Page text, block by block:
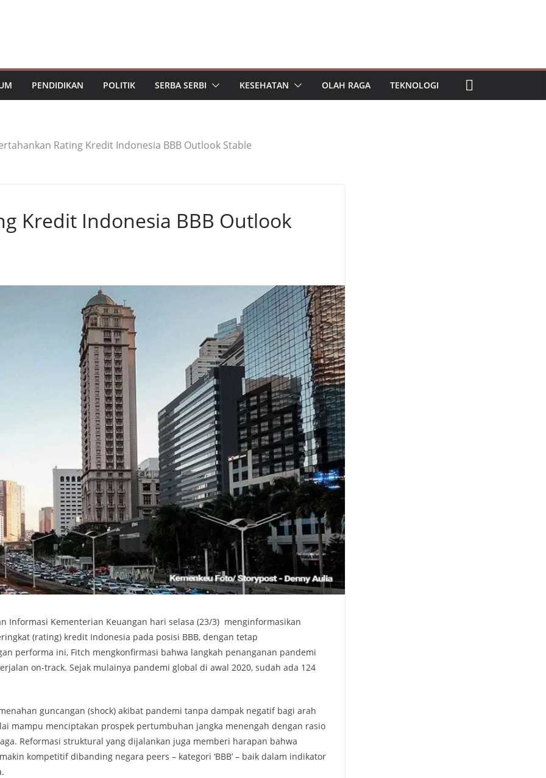
PENDIDIKAN POLITIK SERBA SERBI KESEHATAN OLAH RAGA TEKNOLOGI
Rating Kredit Indonesia BBB Outlook Stable
Kredit Indonesia BBB Outlook
Informasi Kementerian Keuangan hari selasa (23/3) menginformasikan
(rating) kredit Indonesia pada posisi BBB, dengan tetap
performa ini, Fitch mengkonfirmasi bahwa langkah penanganan pandemi
on-track. Sejak mulainya pandemi global di awal 2020, sudah ada 124
guncangan (shock) akibat pandemi tanpa dampak negatif bagi arah
mampu menciptakan prospek pertumbuhan jangka menengah dengan rasio
Reformasi struktural yang dijalankan juga memberi harapan bahwa
kompetitif dibanding negara peers – kategori ‘BBB’ – baik dalam indikator